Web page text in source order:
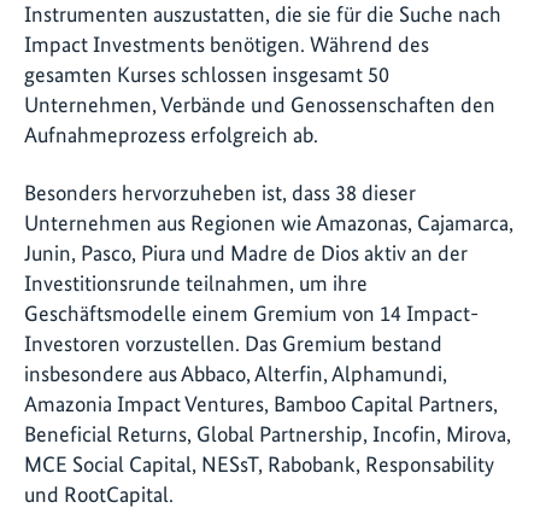
Instrumenten auszustatten, die sie für die Suche nach
Impact Investments benötigen. Während des
gesamten Kurses schlossen insgesamt 50
Unternehmen, Verbände und Genossenschaften den
Aufnahmeprozess erfolgreich ab.
Besonders hervorzuheben ist, dass 38 dieser
Unternehmen aus Regionen wie Amazonas, Cajamarca,
Junin, Pasco, Piura und Madre de Dios aktiv an der
Investitionsrunde teilnahmen, um ihre
Geschäftsmodelle einem Gremium von 14 Impact-
Investoren vorzustellen. Das Gremium bestand
insbesondere aus Abbaco, Alterfin, Alphamundi,
Amazonia Impact Ventures, Bamboo Capital Partners,
Beneficial Returns, Global Partnership, Incofin, Mirova,
MCE Social Capital, NESsT, Rabobank, Responsability
und RootCapital.